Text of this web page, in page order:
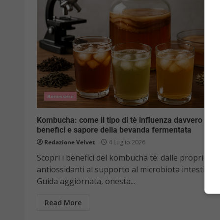
Benessere
Kombucha: come il tipo di tè influenza davvero
benefici e sapore della bevanda fermentata
Redazione Velvet 4 Luglio 2026
Scopri i benefici del kombucha tè: dalle proprietà
antiossidanti al supporto al microbiota intestinale.
Guida aggiornata, onesta...
Read More